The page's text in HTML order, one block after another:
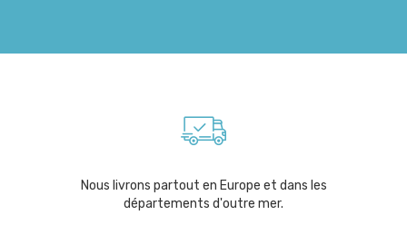
Nous livrons partout en Europe et dans les
départements d'outre mer.